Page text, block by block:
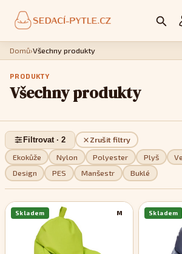
Domů›Všechny produkty
PRODUKTY
Všechny produkty
Ekokůže Nylon Polyester Plyš
Design
PES Manšestr Buklé
Zrušit filtry
Filtrovat · 2
M
Skladem Skladem